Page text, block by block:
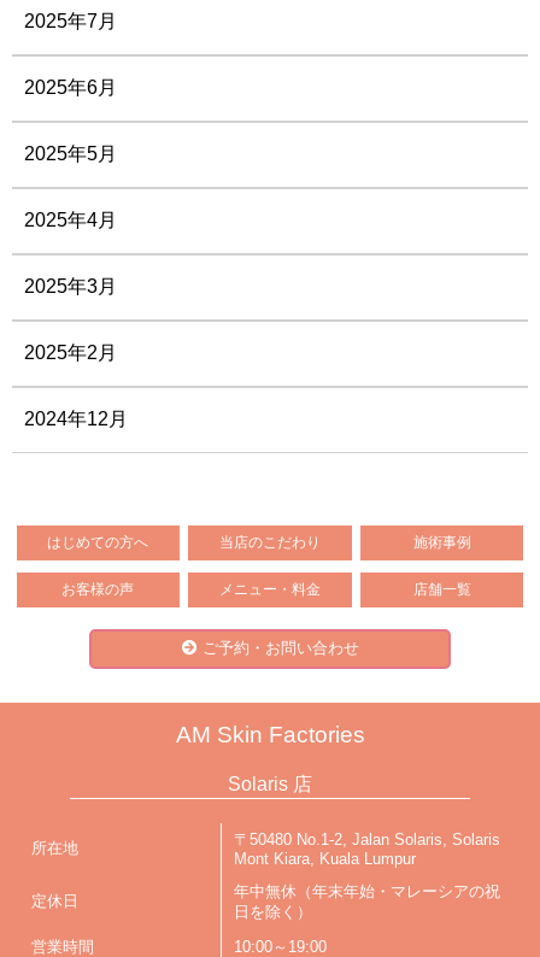
2025年7月
2025年6月
2025年5月
2025年4月
2025年3月
2025年2月
2024年12月
はじめての方へ 当店のこだわり 施術事例
お客様の声 メニュー・料金 店舗一覧
ご予約・お問い合わせ
AM Skin Factories
Solaris 店
所在地
〒50480 No.1-2, Jalan Solaris, Solaris
Mont Kiara, Kuala Lumpur
定休日
年中無休（年末年始・マレーシアの祝
日を除く）
営業時間 10:00～19:00